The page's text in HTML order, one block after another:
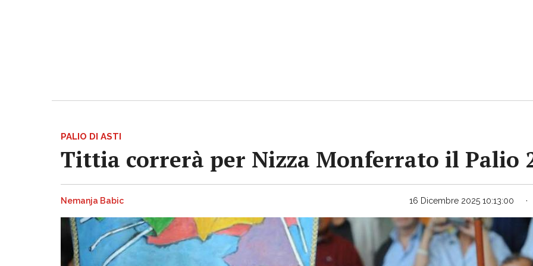
PALIO DI ASTI
Tittia correrà per Nizza Monferrato il Palio
Nemanja Babic 16 Dicembre 2025 10:13:00